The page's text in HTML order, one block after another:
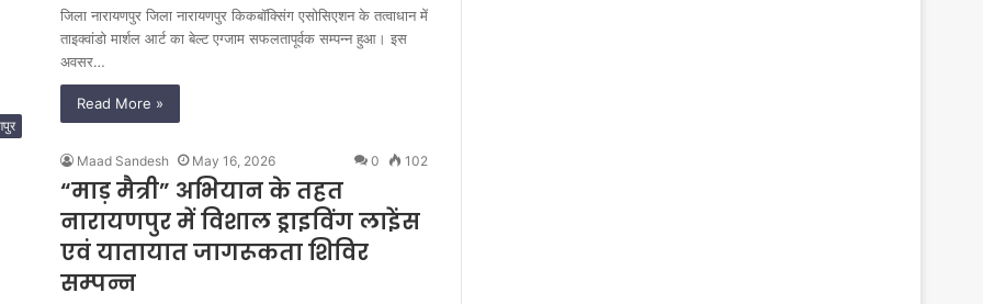
जिला नारायणपुर जिला नारायणपुर किकबॉक्सिंग एसोसिएशन के तत्वाधान में
ताइक्वांडो मार्शल आर्ट का बेल्ट एग्जाम सफलतापूर्वक सम्पन्न हुआ। इस
अवसर…
Read More »
Maad Sandesh May 16, 2026 0 102
“माड़ मैत्री” अभियान के तहत
नारायणपुर में विशाल ड्राइविंग लाइेंस
एवं यातायात जागरूकता शिविर
सम्पन्न